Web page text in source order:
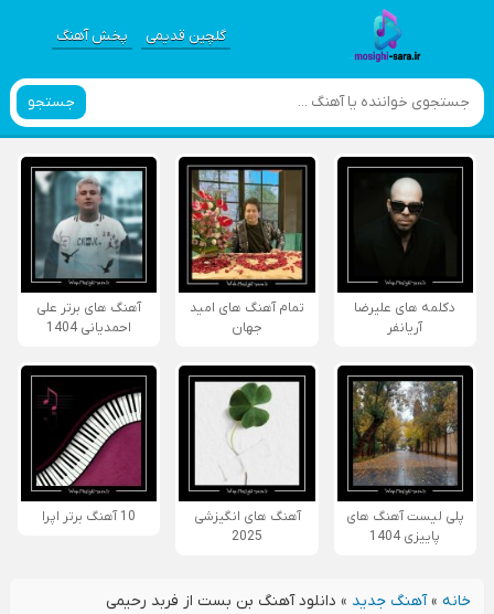
گلچین قدیمی پخش آهنگ
جستجو
دکلمه های علیرضا
آریانفر
تمام آهنگ های امید
جهان
آهنگ های برتر علی
احمدیانی 1404
پلی لیست آهنگ های
پاییزی 1404
آهنگ های انگیزشی
2025
10 آهنگ برتر اپرا
خانه»آهنگ جدید » دانلود آهنگ بن بست از فربد رحیمی